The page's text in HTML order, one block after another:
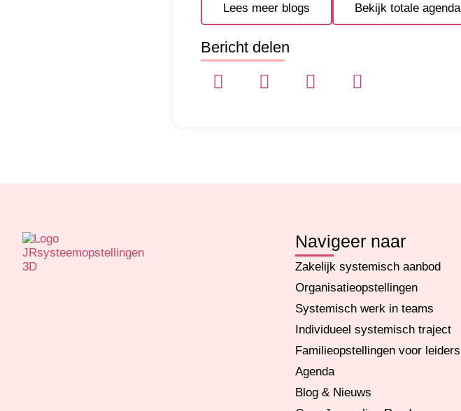
Lees meer blogs Bekijk totale agenda
Bericht delen
Navigeer naar
Zakelijk systemisch aanbod
Organisatieopstellingen
Systemisch werk in teams
Individueel systemisch traject
Familieopstellingen voor leiders
Agenda
Blog & Nieuws